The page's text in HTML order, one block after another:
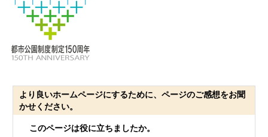
より良いホームページにするために、ページのご感想をお聞
かせください。
このページは役に立ちましたか。